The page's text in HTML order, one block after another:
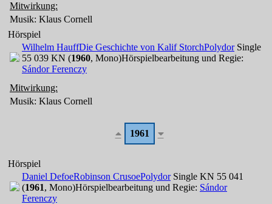
Mitwirkung:
Musik: Klaus Cornell
Hörspiel
Wilhelm HauffDie Geschichte von Kalif StorchPolydorSingle
55 039 KN (1960, Mono)Hörspielbearbeitung und Regie:
Sándor Ferenczy
Mitwirkung:
Musik: Klaus Cornell
1961
Hörspiel
Daniel DefoeRobinson CrusoePolydorSingle KN 55 041
(1961, Mono)Hörspielbearbeitung und Regie: Sándor
Ferenczy